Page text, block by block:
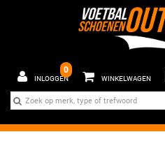
INLOGGEN
0
WINKELWAGEN